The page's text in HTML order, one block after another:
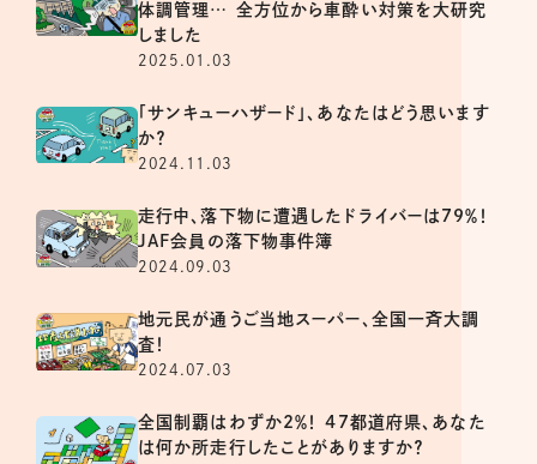
体調管理… 全方位から車酔い対策を大研究
しました
2025.01.03
「サンキューハザード」、あなたはどう思います
か？
2024.11.03
走行中、落下物に遭遇したドライバーは79％！
JAF会員の落下物事件簿
2024.09.03
地元民が通うご当地スーパー、全国一斉大調
査！
2024.07.03
全国制覇はわずか2％！ 47都道府県、あなた
は何か所走行したことがありますか？